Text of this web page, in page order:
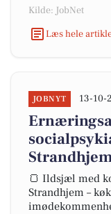
Kilde: JobNet
Læs hele
JOBNYT 13-10-
🍞 Ildsjæl med
Strandhjem –